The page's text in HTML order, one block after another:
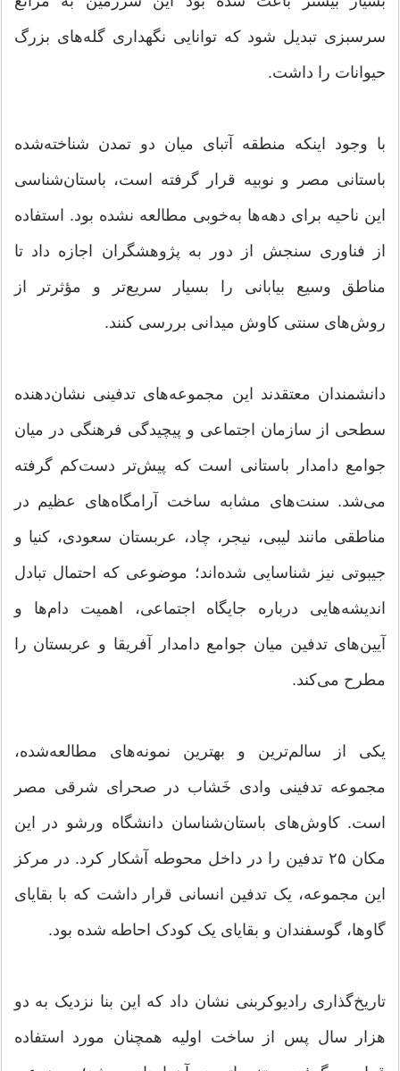
سرسبزی تبدیل شود که توانایی نگهداری گله‌های بزرگ
حیوانات را داشت.
با وجود اینکه منطقه آتبای میان دو تمدن شناخته‌شده
باستانی مصر و نوبیه قرار گرفته است، باستان‌شناسی
این ناحیه برای دهه‌ها به‌خوبی مطالعه نشده بود. استفاده
از فناوری سنجش از دور به پژوهشگران اجازه داد تا
مناطق وسیع بیابانی را بسیار سریع‌تر و مؤثرتر از
روش‌های سنتی کاوش میدانی بررسی کنند.
دانشمندان معتقدند این مجموعه‌های تدفینی نشان‌دهنده
سطحی از سازمان اجتماعی و پیچیدگی فرهنگی در میان
جوامع دامدار باستانی است که پیش‌تر دست‌کم گرفته
می‌شد. سنت‌های مشابه ساخت آرامگاه‌های عظیم در
مناطقی مانند لیبی، نیجر، چاد، عربستان سعودی، کنیا و
جیبوتی نیز شناسایی شده‌اند؛ موضوعی که احتمال تبادل
اندیشه‌هایی درباره جایگاه اجتماعی، اهمیت دام‌ها و
آیین‌های تدفین میان جوامع دامدار آفریقا و عربستان را
مطرح می‌کند.
یکی از سالم‌ترین و بهترین نمونه‌های مطالعه‌شده،
مجموعه تدفینی وادی خَشاب در صحرای شرقی مصر
است. کاوش‌های باستان‌شناسان دانشگاه ورشو در این
مکان ۲۵ تدفین را در داخل محوطه آشکار کرد. در مرکز
این مجموعه، یک تدفین انسانی قرار داشت که با بقایای
گاوها، گوسفندان و بقایای یک کودک احاطه شده بود.
تاریخ‌گذاری رادیوکربنی نشان داد که این بنا نزدیک به دو
هزار سال پس از ساخت اولیه همچنان مورد استفاده